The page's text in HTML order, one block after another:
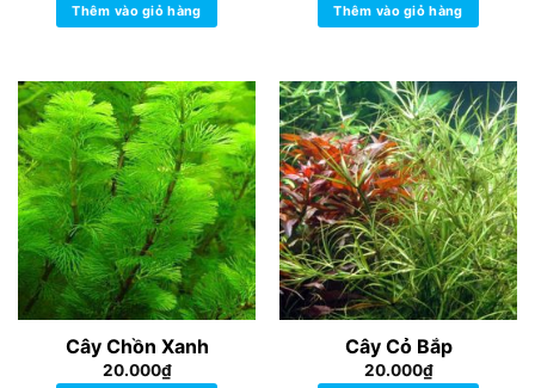
Thêm vào giỏ hàng Thêm vào giỏ hàng
Cây Chồn Xanh
20.000₫
Cây Cỏ Bắp
20.000₫